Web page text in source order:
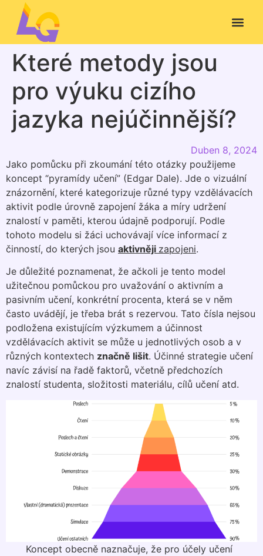
Které metody jsou
pro výuku cizího
jazyka nejúčinnější?
Duben 8, 2024
Jako pomůcku při zkoumání této otázky použijeme
koncept “pyramídy učení” (Edgar Dale). Jde o vizuální
znázornění, které kategorizuje různé typy vzdělávacích
aktivit podle úrovně zapojení žáka a míry udržení
znalostí v paměti, kterou údajně podporují. Podle
tohoto modelu si žáci uchovávají více informací z
činností, do kterých jsou aktivněji zapojeni.
Je důležité poznamenat, že ačkoli je tento model
užitečnou pomůckou pro uvažování o aktivním a
pasivním učení, konkrétní procenta, která se v něm
často uvádějí, je třeba brát s rezervou. Tato čísla nejsou
podložena existujícím výzkumem a účinnost
vzdělávacích aktivit se může u jednotlivých osob a v
různých kontextech značně lišit. Účinné strategie učení
navíc závisí na řadě faktorů, včetně předchozích
znalostí studenta, složitosti materiálu, cílů učení atd.
Koncept obecně naznačuje, že pro účely učení